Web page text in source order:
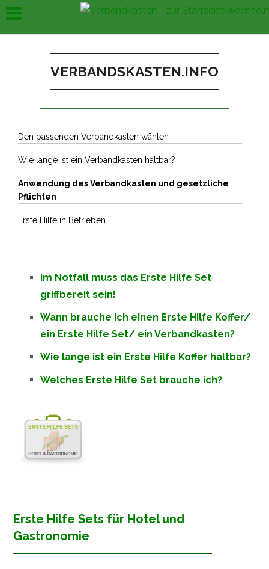
VERBANDSKASTEN.INFO
Den passenden Verbandkasten wählen
Wie lange ist ein Verbandkasten haltbar?
Anwendung des Verbandkasten und gesetzliche
Pflichten
Erste Hilfe in Betrieben
Im Notfall muss das Erste Hilfe Set
griffbereit sein!
Wann brauche ich einen Erste Hilfe Koffer/
ein Erste Hilfe Set/ ein Verbandkasten?
Wie lange ist ein Erste Hilfe Koffer haltbar?
Welches Erste Hilfe Set brauche ich?
Erste Hilfe Sets für Hotel und
Gastronomie